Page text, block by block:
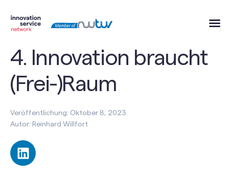
4. Innovation braucht
(Frei-)Raum
Veröffentlichung: Oktober 8, 2023
Autor: Reinhard Willfort